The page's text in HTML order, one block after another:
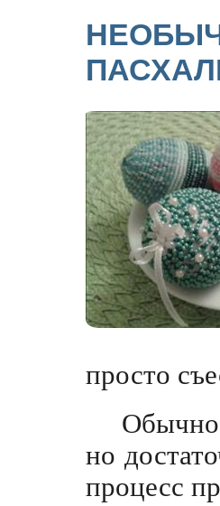
просто
но
процесс